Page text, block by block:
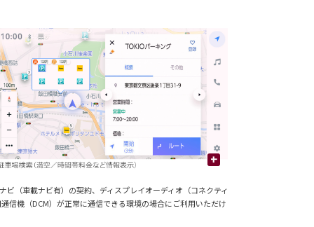
+
（車載ナビ有）の契約、ディスプレイオーディオ（コネクティ
信機（DCM）が正常に通信できる環境の場合にご利用いただけ